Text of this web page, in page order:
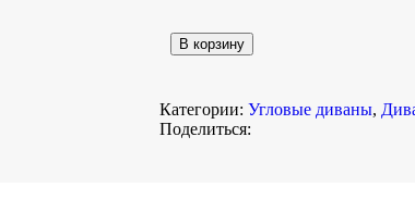
В корзину
Категории: Угловые диваны,
Поделиться: